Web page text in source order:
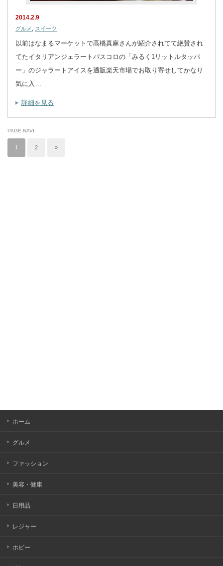
2014.2.9
グルメ スイーツ
以前はなまるマーケットで高橋真麻さんが紹介されてて絶賛され
てたイタリアンジェラートパスコロの「みるく1リットルタッパ
ー」のジャラートアイスを通販楽天市場でお取り寄せしてかなり
気に入…
詳細を見る
PAGE NAVI
1 2 »
ホーム
グルメ
ファッション
美容・健康
日用品
レジャー
ホビー